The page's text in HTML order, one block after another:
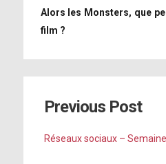
Alors les Monsters, que
film ?
Previous Post
Réseaux sociaux –